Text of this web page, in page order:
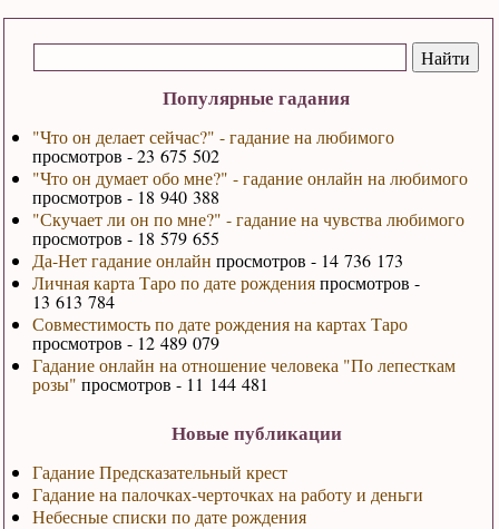
Популярные гадания
"Что он делает сейчас?" - гадание на любимого
просмотров - 23 675 502
"Что он думает обо мне?" - гадание онлайн на любимого
просмотров - 18 940 388
"Скучает ли он по мне?" - гадание на чувства любимого
просмотров - 18 579 655
Да-Нет гадание онлайн просмотров - 14 736 173
Личная карта Таро по дате рожденияпросмотров -
13 613 784
Совместимость по дате рождения на картах Таро
просмотров - 12 489 079
Гадание онлайн на отношение человека "По лепесткам
розы" просмотров - 11 144 481
Новые публикации
Гадание Предсказательный крест
Гадание на палочках-черточках на работу и деньги
Небесные списки по дате рождения